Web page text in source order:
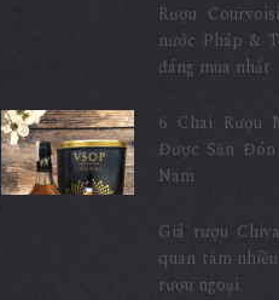
Rượu
nước Pháp &
đáng mua nhất
6 Chai Rượu
Được Săn
Nam
Giá rượu
quan tâm
rượu ngoại